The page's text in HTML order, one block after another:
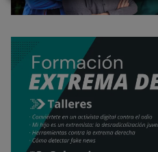
último, puedes leer nuestra
No dar mi información
Opciones de cookies
Rechazar cookies